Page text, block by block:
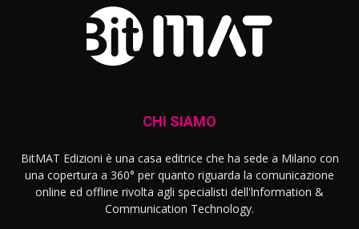
CHI SIAMO
BitMAT Edizioni è una casa editrice che ha sede a Milano con
una copertura a 360° per quanto riguarda la comunicazione
online ed offline rivolta agli specialisti dell'lnformation &
Communication Technology.